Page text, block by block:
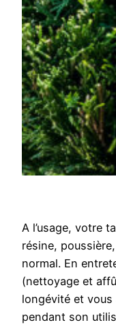
A l’usage, votre
résine,
normal. En
(nettoyage et
longévité et
pendant son